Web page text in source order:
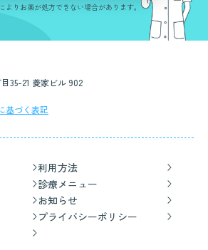
よりお薬が処方できない場合があります。
35-21 菱家ビル 902
基づく表記
利用方法
診療メニュー
お知らせ
プライバシーポリシー